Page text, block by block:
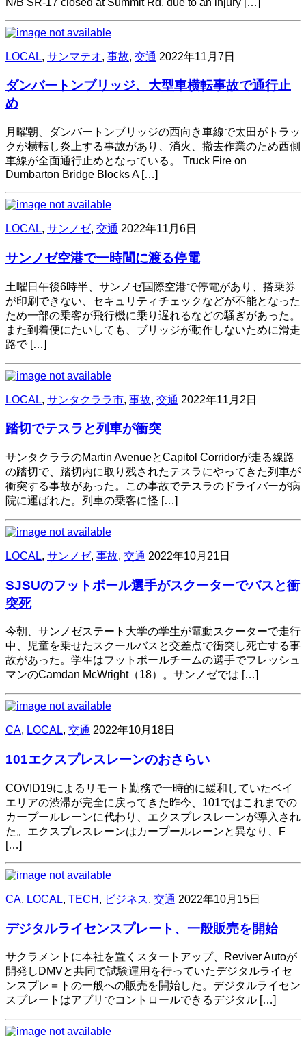
LOCAL, サンマテオ, 事故, 交通 2022年11月7日
ダンバートンブリッジ、大型車横転事故で通行止
め
月曜朝、ダンバートンブリッジの西向き車線で太田がトラッ
クが横転し炎上する事故があり、消火、撤去作業のため西側
車線が全面通行止めとなっている。 Truck Fire on
Dumbarton Bridge Blocks A […]
LOCAL, サンノゼ, 交通 2022年11月6日
サンノゼ空港で一時間に渡る停電
土曜日午後6時半、サンノゼ国際空港で停電があり、搭乗券
が印刷できない、セキュリティチェックなどが不能となった
ため一部の乗客が飛行機に乗り遅れるなどの騒ぎがあった。
また到着便にたいしても、ブリッジが動作しないために滑走
路で […]
LOCAL, サンタクララ市, 事故, 交通 2022年11月2日
踏切でテスラと列車が衝突
サンタクララのMartin AvenueとCapitol Corridorが走る線路
の踏切で、踏切内に取り残されたテスラにやってきた列車が
衝突する事故があった。この事故でテスラのドライバーが病
院に運ばれた。列車の乗客に怪 […]
LOCAL, サンノゼ, 事故, 交通 2022年10月21日
SJSUのフットボール選手がスクーターでバスと衝
突死
今朝、サンノゼステート大学の学生が電動スクーターで走行
中、児童を乗せたスクールバスと交差点で衝突し死亡する事
故があった。学生はフットボールチームの選手でフレッシュ
マンのCamdan McWright（18）。サンノゼでは […]
CA, LOCAL, 交通 2022年10月18日
101エクスプレスレーンのおさらい
COVID19によるリモート勤務で一時的に緩和していたベイ
エリアの渋滞が完全に戻ってきた昨今、101ではこれまでの
カープールレーンに代わり、エクスプレスレーンが導入され
た。エクスプレスレーンはカープールレーンと異なり、F
[…]
CA, LOCAL, TECH , ビジネス, 交通 2022年10月15日
デジタルライセンスプレート、一般販売を開始
サクラメントに本社を置くスタートアップ、Reviver Autoが
開発しDMVと共同で試験運用を行っていたデジタルライセ
ンスプレ＝トの一般への販売を開始した。デジタルライセン
スプレートはアプリでコントロールできるデジタル […]